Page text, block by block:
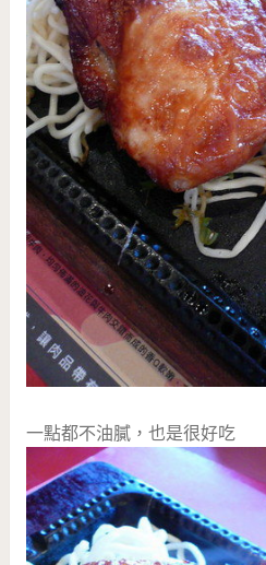
一點都不油膩，也是很好吃